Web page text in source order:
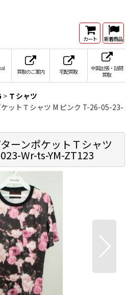
カート 新着商品
買取のご案内 宅配買取
全国出張・訪問
買取
> Ｔシャツ
ットＴシャツ M ピンク T-26-05-23-
ーンポケットＴシャツ
Wr-ts-YM-ZT123